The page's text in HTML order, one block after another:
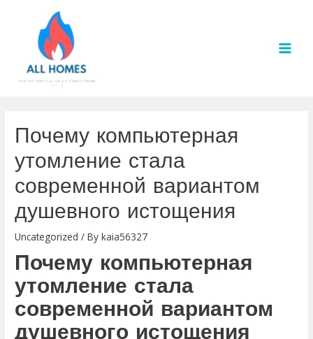
Почему компьютерная
утомление стала
современной вариантом
душевного истощения
Uncategorized / Bykaia56327
Почему компьютерная
утомление стала
современной вариантом
душевного истощения